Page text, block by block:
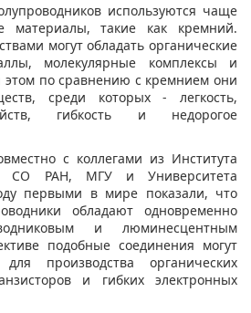
используются чаще
материалы, такие как кремний.
могут обладать органические
молекулярные комплексы и
этом по сравнению с кремнием они
среди которых - легкость,
гибкость и недорогое
с коллегами из Института
СО РАН, МГУ и Университета
первыми в мире показали, что
обладают одновременно
и люминесцентным
подобные соединения могут
производства органических
и гибких электронных